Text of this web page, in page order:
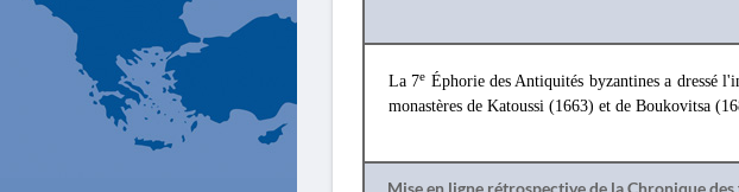
La 7e Éphorie des Antiquités byzantines a dressé
monastères de Katoussi (1663) et de Boukovitsa
Mise en ligne rétrospective de la Chronique